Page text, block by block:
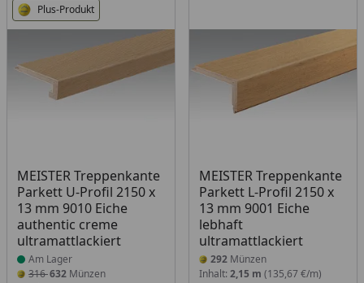
Plus-Produkt
MEISTER Treppenkante
Parkett U-Profil 2150 x
13 mm 9010 Eiche
authentic creme
ultramattlackiert
Produkt am Lager
Am Lager
316632 Münzen
MEISTER Treppenkante
Parkett L-Profil 2150 x
13 mm 9001 Eiche
lebhaft
ultramattlackiert
292Münzen
Inhalt: 2,15 m (135,67 €/m)